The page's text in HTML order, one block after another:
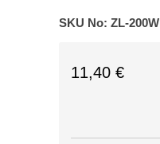
SKU No: ZL-200W
11,40 €